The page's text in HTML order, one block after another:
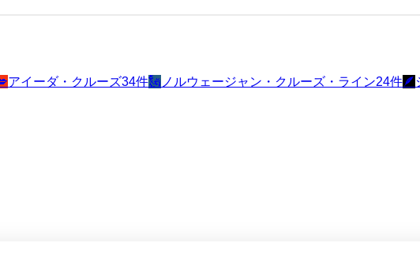
アイーダ・クルーズ34件🗽 ノルウェージャン・クルーズ・ライン24件🪶